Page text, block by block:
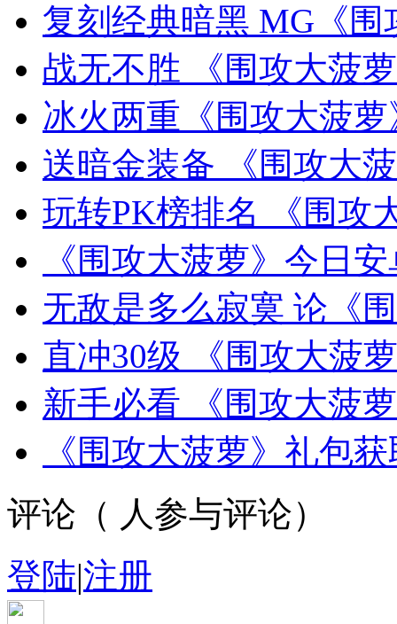
复刻经典暗黑 MG《围
战无不胜 《围攻大菠
冰火两重《围攻大菠
送暗金装备 《围攻大
玩转PK榜排名 《围攻
《围攻大菠萝》今日
无敌是多么寂寞 论《
直冲30级 《围攻大菠
新手必看 《围攻大菠
《围攻大菠萝》礼包
评论（ 人参与评论）
登陆|注册